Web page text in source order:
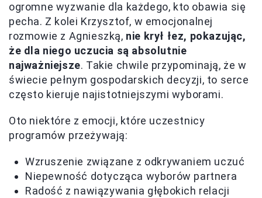
ogromne wyzwanie dla każdego, kto obawia się
pecha. Z kolei Krzysztof, w emocjonalnej
rozmowie z Agnieszką, nie krył łez, pokazując,
że dla niego uczucia są absolutnie
najważniejsze. Takie chwile przypominają, że w
świecie pełnym gospodarskich decyzji, to serce
często kieruje najistotniejszymi wyborami.
Oto niektóre z emocji, które uczestnicy
programów przeżywają:
Wzruszenie związane z odkrywaniem uczuć
Niepewność dotycząca wyborów partnera
Radość z nawiązywania głębokich relacji